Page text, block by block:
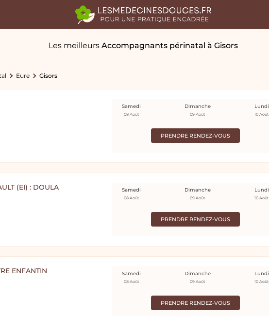
Les meilleurs Accompagnants périnatal à Gisors
Eure Gisors
PRENDRE RENDEZ-VOUS
Samedi
08 Août
Dimanche
09 Août
Lundi
10 Août
(EI) : DOULA
PRENDRE RENDEZ-VOUS
Samedi
08 Août
Dimanche
09 Août
Lundi
10 Août
ENFANTIN
PRENDRE RENDEZ-VOUS
Samedi
08 Août
Dimanche
09 Août
Lundi
10 Août